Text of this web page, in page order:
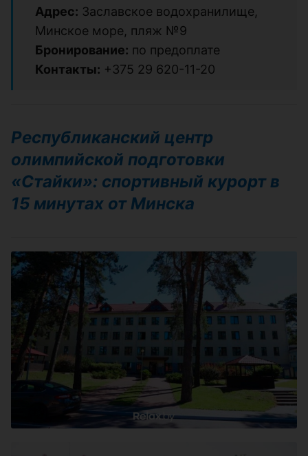
Адрес: Заславское водохранилище,
Минское море, пляж №9
Бронирование: по предоплате
Контакты: +375 29 620-11-20
Республиканский центр
олимпийской подготовки
«Стайки»: спортивный курорт в
15 минутах от Минска